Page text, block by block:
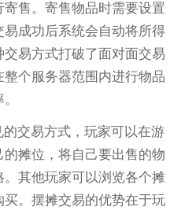
售。寄售物品时需要设置
成功后系统会自动将所得
易方式打破了面对面交易
个服务器范围内进行物品
交易方式，玩家可以在游
摊位，将自己要出售的物
其他玩家可以浏览各个摊
。摆摊交易的优势在于玩